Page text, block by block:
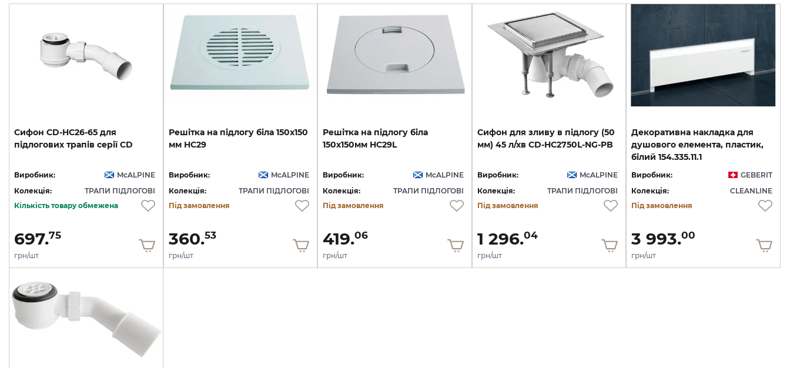
Сифон CD-HC26-65 для
підлогових трапів серії СD
Виробник:
McALPINE
Колекція:
ТРАПИ ПІДЛОГОВІ
Кількість товару обмежена
697.75
грн/шт
Решітка на підлогу біла 150х150
мм HC29
Виробник:
McALPINE
Колекція:
ТРАПИ ПІДЛОГОВІ
Під замовлення
360.53
грн/шт
Решітка на підлогу біла
150х150мм HC29L
Виробник:
McALPINE
Колекція:
ТРАПИ ПІДЛОГОВІ
Під замовлення
419.06
грн/шт
Сифон для зливу в підлогу (50
мм) 45 л/хв CD-HC2750L-NG-PB
Виробник:
McALPINE
Колекція:
ТРАПИ ПІДЛОГОВІ
Під замовлення
1 296.04
грн/шт
Декоративна накладка для
душового елемента, пластик,
білий 154.335.11.1
Виробник:
GEBERIT
Колекція:
CLEANLINE
Під замовлення
3 993.00
грн/шт